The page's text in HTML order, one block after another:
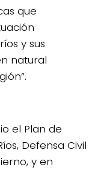
que
y sus
natural
el Plan de
Defensa Civil
y en